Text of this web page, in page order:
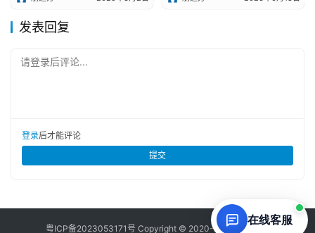
发表回复
请登录后评论...
登录后才能评论
提交
粤ICP备2023053171号 Copyright © 2020-2026 草凡博客
在线客服